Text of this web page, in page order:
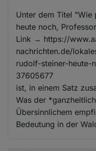
Unter dem Titel "Wie
heute noch,
Link → https://
nachrichten.de/
rudolf-steiner-heute-
37605677
ist, in einem Satz
Was der
Übersinnlichem
Bedeutung in der